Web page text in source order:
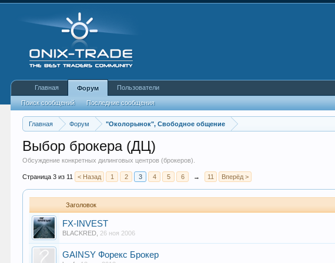
Главная Форум "Околорынок", Свободное общение
Выбор брокера (ДЦ)
Обсуждение конкретных дилинговых центров (брокеров).
Страница 3 из 11 < Назад 1 2 3 4 5 6 → 11 Вперёд >
Заголовок
FX-INVEST
BLACKRED 26 ноя 2006
GAINSY Форекс Брокер
Главная Форум
Поиск сообщений Последние сообщения
Пользователи